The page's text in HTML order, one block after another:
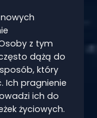
z tym
dążą do
który
Ich pragnienie
ich do
życiowych.